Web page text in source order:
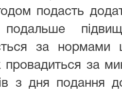
подасть
за нормами
провадиться за
з дня подання